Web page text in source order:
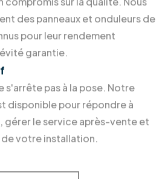
nous choisir ?
pour votre
la Terre
ne devrait pas être un casse-
Group, nous simplifions votre
Découvrez pourquoi nos clients